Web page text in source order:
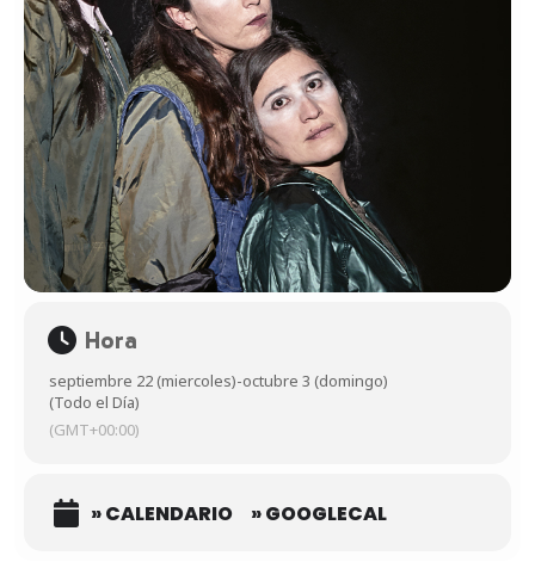
Hora
septiembre 22 (miercoles)-octubre 3 (domingo)
(Todo el Día)
(GMT+00:00)
» CALENDARIO » GOOGLECAL